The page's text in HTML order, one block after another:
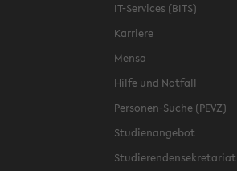
IT-Services (BITS)
Karriere
Mensa
Hilfe und Notfall
Personen-Suche (PEVZ)
Studienangebot
Studierendensekretariat